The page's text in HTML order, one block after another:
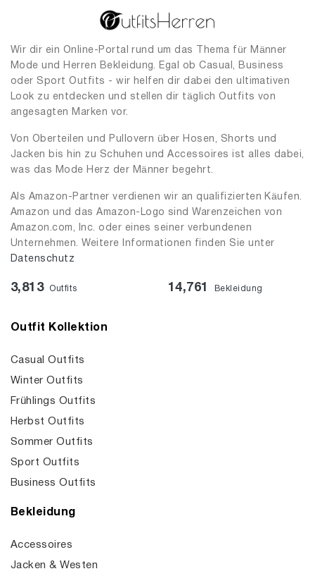
Wir dir ein Online-Portal rund um das Thema für Männer
Mode und Herren Bekleidung. Egal ob Casual, Business
oder Sport Outfits - wir helfen dir dabei den ultimativen
Look zu entdecken und stellen dir täglich Outfits von
angesagten Marken vor.
Von Oberteilen und Pullovern über Hosen, Shorts und
Jacken bis hin zu Schuhen und Accessoires ist alles dabei,
was das Mode Herz der Männer begehrt.
Als Amazon-Partner verdienen wir an qualifizierten Käufen.
Amazon und das Amazon-Logo sind Warenzeichen von
Amazon.com, Inc. oder eines seiner verbundenen
Unternehmen. Weitere Informationen finden Sie unter
Datenschutz
3,813 Outfits 14,761 Bekleidung
Outfit Kollektion
Casual Outfits
Winter Outfits
Frühlings Outfits
Herbst Outfits
Sommer Outfits
Sport Outfits
Business Outfits
Bekleidung
Accessoires
Jacken & Westen